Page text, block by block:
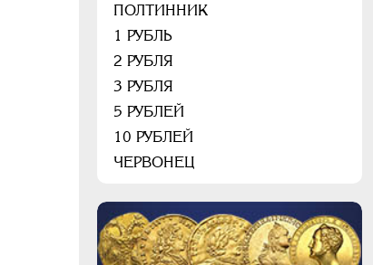
ПОЛТИННИК
1 РУБЛЬ
2 РУБЛЯ
3 РУБЛЯ
5 РУБЛЕЙ
10 РУБЛЕЙ
ЧЕРВОНЕЦ